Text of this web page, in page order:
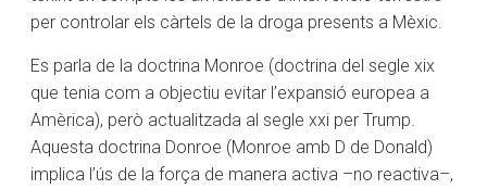
per controlar els càrtels de la droga presents a Mèxic.
Es parla de la doctrina Monroe (doctrina del segle xix
que tenia com a objectiu evitar l’expansió europea a
Amèrica), però actualitzada al segle xxi per Trump.
Aquesta doctrina Donroe (Monroe amb D de Donald)
implica l’ús de la força de manera activa –no reactiva–,